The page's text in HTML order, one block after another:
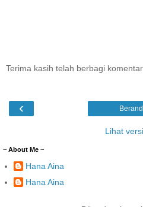
Terima kasih telah berbagi komentar
‹
Lihat
~ About Me ~
Hana Aina
Hana Aina